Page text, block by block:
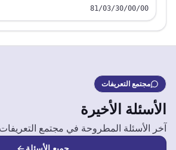
81/03/30/00/00
مجتمع التعريفات
الأسئلة الأخيرة
آخر الأسئلة المطروحة في مجتمع